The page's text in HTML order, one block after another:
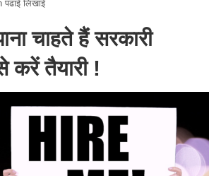
पढाई लिखाई
चाहते हैं सरकारी
करें तैयारी !